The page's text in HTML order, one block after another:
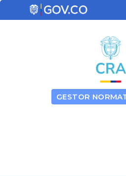
GESTOR